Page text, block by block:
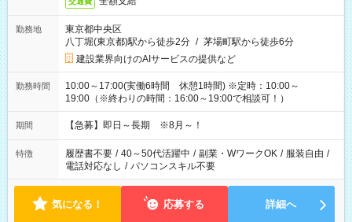
勤務地
東京都中央区
八丁堀(東京都)駅から徒歩2分 / 茅場町駅から徒歩6分
建設業界向けのAIサービスの提供など
勤務時間
10:00～17:00(実働6時間 休憩1時間) ※定時：10:00～
19:00（※終わりの時間：16:00～19:00で相談可！）
期間 【急募】即日～長期 ※8月～！
特徴 履歴書不要 / 40～50代活躍中 / 副業・WワークOK / 服装自由 /
電話対応なし / パソコンスキル不要
気になる！ 応募する 詳細へ